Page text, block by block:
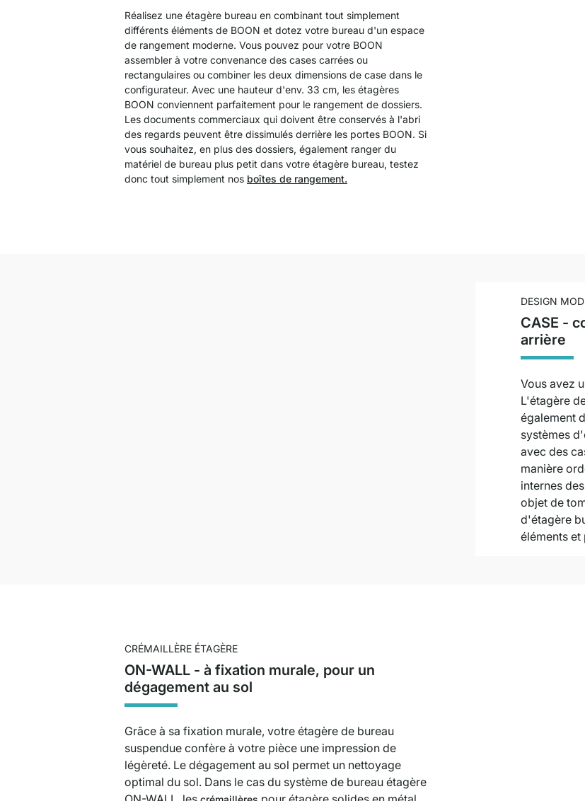
Réalisez une étagère bureau en combinant tout simplement
différents éléments de BOON et dotez votre bureau d'un espace
de rangement moderne. Vous pouvez pour votre BOON
assembler à votre convenance des cases carrées ou
rectangulaires ou combiner les deux dimensions de case dans le
configurateur. Avec une hauteur d'env. 33 cm, les étagères
BOON conviennent parfaitement pour le rangement de dossiers.
Les documents commerciaux qui doivent être conservés à l'abri
des regards peuvent être dissimulés derrière les portes BOON. Si
vous souhaitez, en plus des dossiers, également ranger du
matériel de bureau plus petit dans votre étagère bureau, testez
donc tout simplement nos boîtes de rangement.
DESIGN
CASE -
arrière
Vous avez
L'étagère
également
systèmes
avec des
manière
internes
objet de
d'étagère
éléments
CRÉMAILLÈRE ÉTAGÈRE
ON-WALL - à fixation murale, pour un
dégagement au sol
Grâce à sa fixation murale, votre étagère de bureau
suspendue confère à votre pièce une impression de
légèreté. Le dégagement au sol permet un nettoyage
optimal du sol. Dans le cas du système de bureau étagère